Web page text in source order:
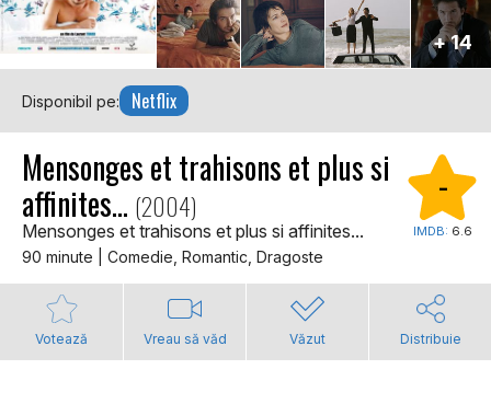
+ 14
Disponibil pe: Netflix
Mensonges et trahisons et plus si
affinites... (2004)
Mensonges et trahisons et plus si affinites...
90 minute | Comedie, Romantic, Dragoste
-
IMDB: 6.6
Votează Vreau să văd Văzut Distribuie